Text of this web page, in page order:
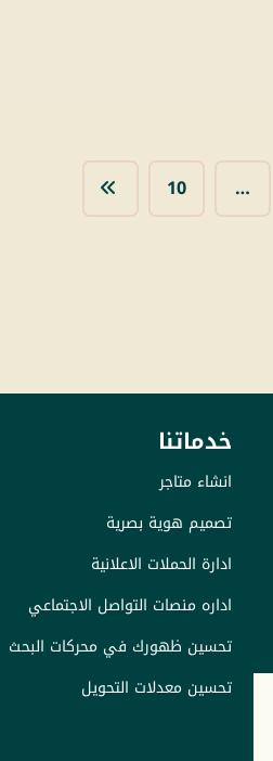
…
10
خدماتنا
انشاء متاجر
تصميم هوية بصرية
ادارة الحملات الاعلانية
اداره منصات التواصل الاجتماعي
تحسين ظهورك في محركات البحث
تحسين معدلات التحويل